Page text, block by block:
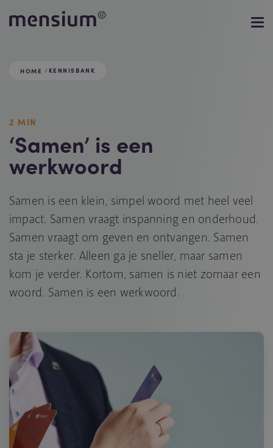
HOME KENNISBANK
2 MIN
‘Samen’ is een
werkwoord
Samen is een klein, simpel woord met heel veel
impact. Samen vraagt inspanning en onderhoud.
Samen vraagt om geven en ontvangen. Samen
sta je sterker. Alleen ga je sneller, maar samen
kom je verder. Kortom, samen is niet zomaar een
woord. Samen is een werkwoord.